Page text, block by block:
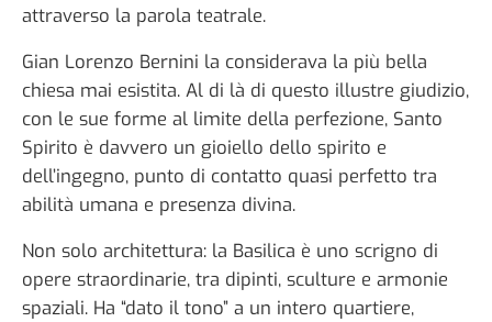
attraverso la parola teatrale.
Gian Lorenzo Bernini la considerava la più bella
chiesa mai esistita. Al di là di questo illustre giudizio,
con le sue forme al limite della perfezione, Santo
Spirito è davvero un gioiello dello spirito e
dell’ingegno, punto di contatto quasi perfetto tra
abilità umana e presenza divina.
Non solo architettura: la Basilica è uno scrigno di
opere straordinarie, tra dipinti, sculture e armonie
spaziali. Ha “dato il tono” a un intero quartiere,